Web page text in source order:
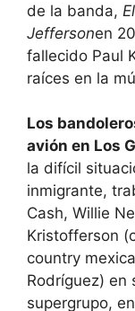
de la banda,
Jeffersonen
fallecido Paul
raíces en la
Los
avión en Los
la difícil
inmigrante,
Cash, Willie
Kristofferson
country
Rodríguez) en
supergrupo,